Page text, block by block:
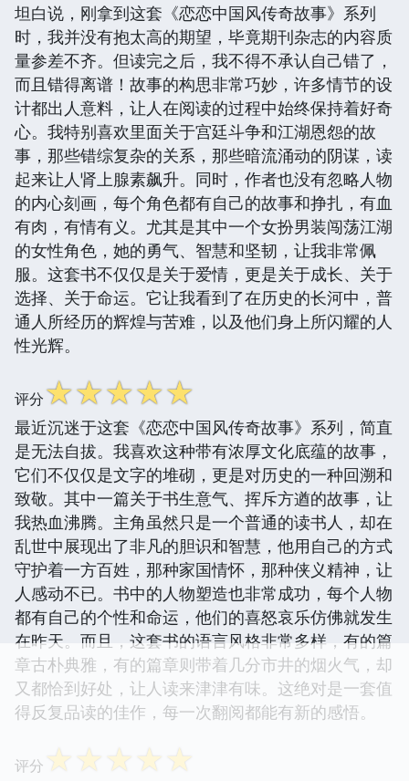
坦白说，刚拿到这套《恋恋中国风传奇故事》系列
时，我并没有抱太高的期望，毕竟期刊杂志的内容质
量参差不齐。但读完之后，我不得不承认自己错了，
而且错得离谱！故事的构思非常巧妙，许多情节的设
计都出人意料，让人在阅读的过程中始终保持着好奇
心。我特别喜欢里面关于宫廷斗争和江湖恩怨的故
事，那些错综复杂的关系，那些暗流涌动的阴谋，读
起来让人肾上腺素飙升。同时，作者也没有忽略人物
的内心刻画，每个角色都有自己的故事和挣扎，有血
有肉，有情有义。尤其是其中一个女扮男装闯荡江湖
的女性角色，她的勇气、智慧和坚韧，让我非常佩
服。这套书不仅仅是关于爱情，更是关于成长、关于
选择、关于命运。它让我看到了在历史的长河中，普
通人所经历的辉煌与苦难，以及他们身上所闪耀的人
性光辉。
评分☆☆☆☆☆
最近沉迷于这套《恋恋中国风传奇故事》系列，简直
是无法自拔。我喜欢这种带有浓厚文化底蕴的故事，
它们不仅仅是文字的堆砌，更是对历史的一种回溯和
致敬。其中一篇关于书生意气、挥斥方遒的故事，让
我热血沸腾。主角虽然只是一个普通的读书人，却在
乱世中展现出了非凡的胆识和智慧，他用自己的方式
守护着一方百姓，那种家国情怀，那种侠义精神，让
人感动不已。书中的人物塑造也非常成功，每个人物
都有自己的个性和命运，他们的喜怒哀乐仿佛就发生
在昨天。而且，这套书的语言风格非常多样，有的篇
章古朴典雅，有的篇章则带着几分市井的烟火气，却
又都恰到好处，让人读来津津有味。这绝对是一套值
得反复品读的佳作，每一次翻阅都能有新的感悟。
评分 ☆☆☆☆☆